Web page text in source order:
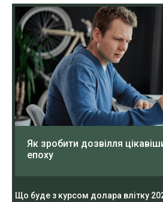
Як зробити дозвілля
епоху
Що буде з курсом долара влітку